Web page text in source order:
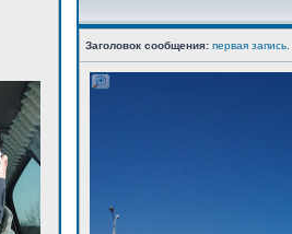
Заголовок сообщения: первая